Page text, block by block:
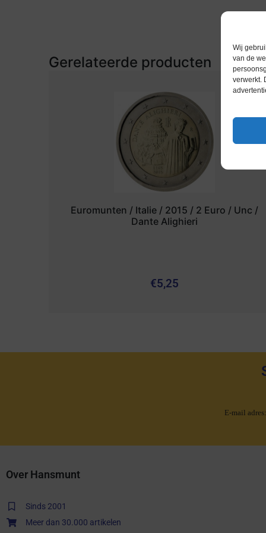
Wij
van de
verwerkt.
Gerelateerde producten
Euromunten / Italie / 2015 / 2 Euro / Unc /
Dante Alighieri
€5,25
E-mail adres:
Over Hansmunt
Sinds 2001
Meer dan 30.000 artikelen